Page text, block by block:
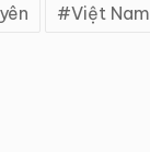
Việt Nam